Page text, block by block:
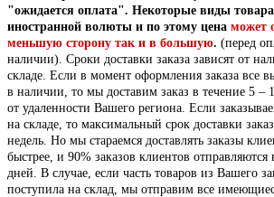
"ожидается оплата". Некоторые виды товара
иностранной волюты и по этому цена может
меньшую сторону так и в большую. (перед
наличии). Сроки доставки заказа зависят от
складе. Если в момент оформления заказа все
в наличии, то мы доставим заказ в течение 5 –
от удаленности Вашего региона. Если
на складе, то максимальный срок доставки
недель. Но мы стараемся доставлять заказы
быстрее, и 90% заказов клиентов
дней. В случае, если часть товаров из Вашего
поступила на склад, мы отправим все